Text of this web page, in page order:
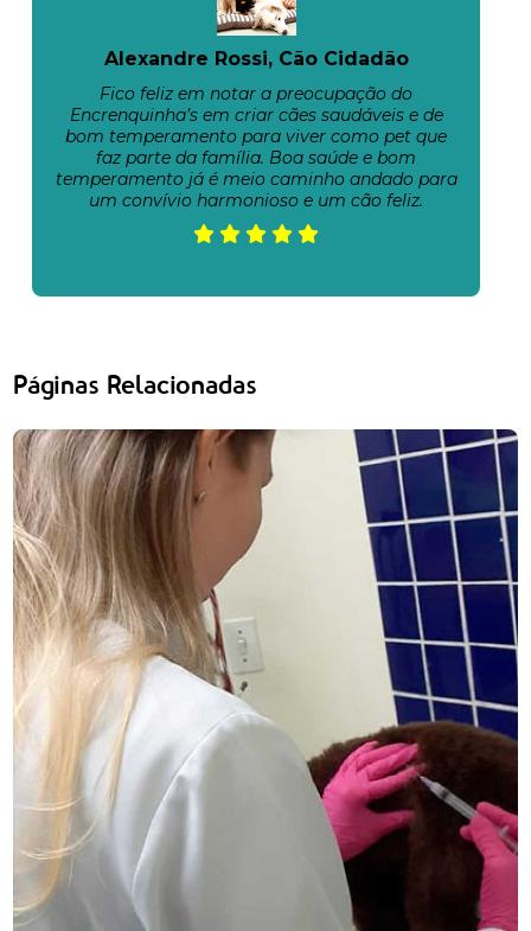
Alexandre Rossi, Cão Cidadão
Fico feliz em notar a preocupação do
Encrenquinha’s em criar cães saudáveis e de
bom temperamento para viver como pet que
faz parte da família. Boa saúde e bom
temperamento já é meio caminho andado para
um convívio harmonioso e um cão feliz.
Páginas Relacionadas